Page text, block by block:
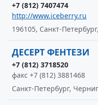
+7 (812) 7407474
http://www.iceberry.ru
196105, Санкт-
ДЕСЕРТ ФЕНТЕЗИ
+7 (812) 3718520
факс +7 (812) 3881468
Санкт-Петербург,